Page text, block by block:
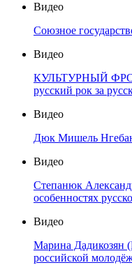
Видео
Союзное
Видео
КУЛЬТУРНЫЙ
русский рок за
Видео
Дюк Мишель
Видео
Степанюк
особенностях
Видео
Марина Дадикозян
российской